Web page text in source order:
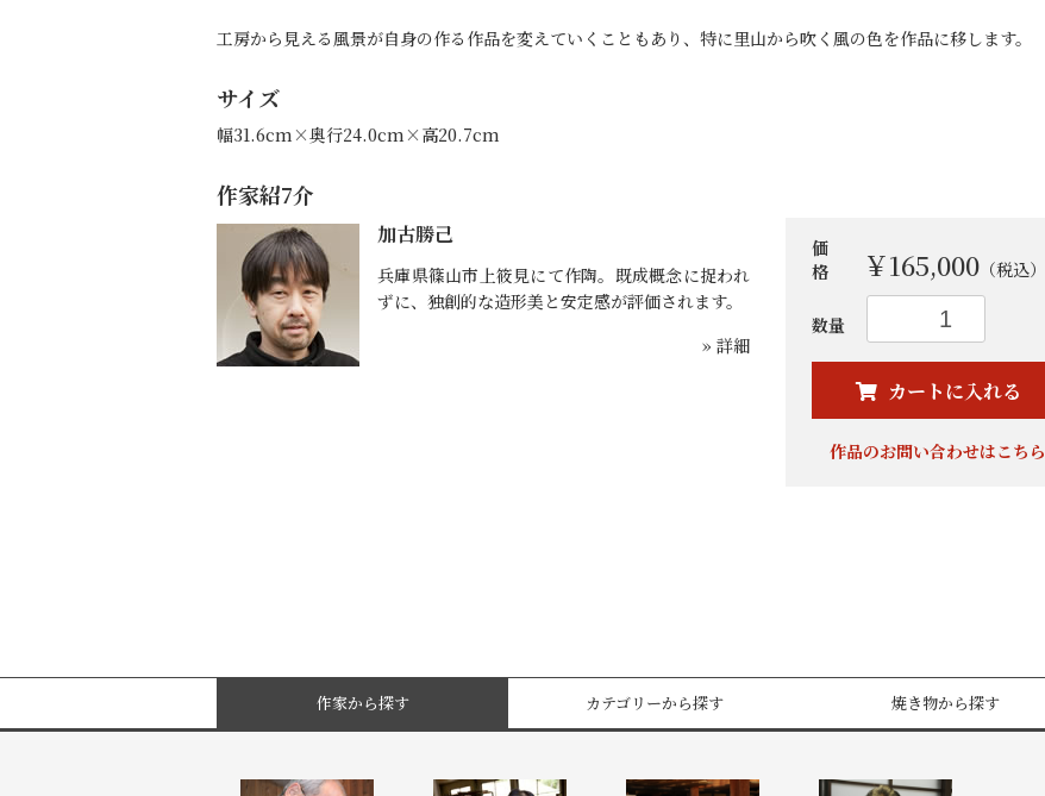
工房から見える風景が自身の作る作品を変えていくこともあり、特に里山から吹く風の色を作品に移します。
サイズ
幅31.6cm×奥行24.0cm×高20.7cm
作家紹7介
加古勝己
兵庫県篠山市上筱見にて作陶。既成概念に捉われ
ずに、独創的な造形美と安定感が評価されます。
» 詳細
価
格
￥165,000（税込）
数量
カートに入れる
作品のお問い合わせはこちら
作家から探す カテゴリーから探す 焼き物から探す